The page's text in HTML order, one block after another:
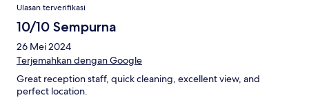
Ulasan terverifikasi
10/10 Sempurna
26 Mei 2024
Terjemahkan dengan Google
Great reception staff, quick cleaning, excellent view, and
perfect location.